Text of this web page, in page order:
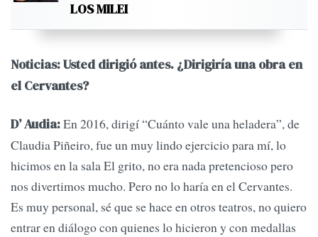
LOS MILEI
Noticias: Usted dirigió antes. ¿Dirigiría una obra en
el Cervantes?
D’ Audia:En 2016, dirigí “Cuánto vale una heladera”, de
Claudia Piñeiro, fue un muy lindo ejercicio para mí, lo
hicimos en la sala El grito, no era nada pretencioso pero
nos divertimos mucho. Pero no lo haría en el Cervantes.
Es muy personal, sé que se hace en otros teatros, no quiero
entrar en diálogo con quienes lo hicieron y con medallas